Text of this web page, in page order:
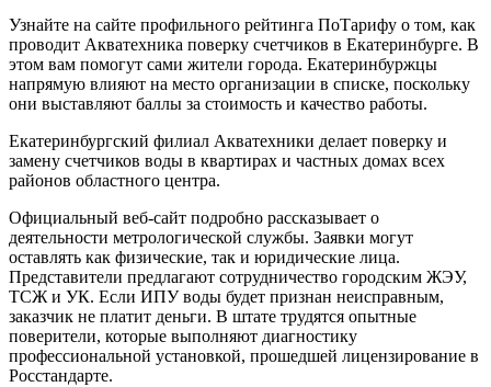
Узнайте на сайте профильного рейтинга ПоТарифу о том, как
проводит Акватехника поверку счетчиков в Екатеринбурге. В
этом вам помогут сами жители города. Екатеринбуржцы
напрямую влияют на место организации в списке, поскольку
они выставляют баллы за стоимость и качество работы.
Екатеринбургский филиал Акватехники делает поверку и
замену счетчиков воды в квартирах и частных домах всех
районов областного центра.
Официальный веб-сайт подробно рассказывает о
деятельности метрологической службы. Заявки могут
оставлять как физические, так и юридические лица.
Представители предлагают сотрудничество городским ЖЭУ,
ТСЖ и УК. Если ИПУ воды будет признан неисправным,
заказчик не платит деньги. В штате трудятся опытные
поверители, которые выполняют диагностику
профессиональной установкой, прошедшей лицензирование в
Росстандарте.